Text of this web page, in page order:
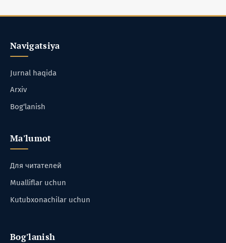
Navigatsiya
Jurnal haqida
Arxiv
Bog‘lanish
Ma'lumot
Для читателей
Mualliflar uchun
Kutubxonachilar uchun
Bog'lanish